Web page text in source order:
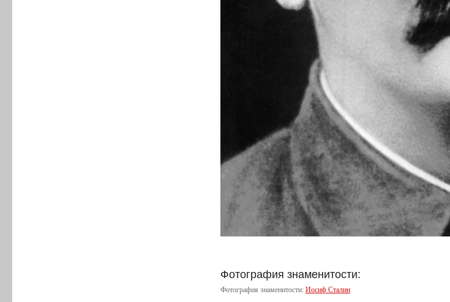
Фотография знаменитости:
Фотография знаменитости: Иосиф Сталин